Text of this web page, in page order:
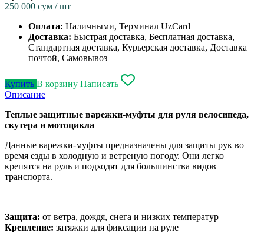
250 000 сум / шт
Оплата: Наличными, Терминал UzCard
Доставка: Быстрая доставка, Бесплатная доставка,
Стандартная доставка, Курьерская доставка, Доставка
почтой, Самовывоз
Купить В корзину Написать
Описание
Теплые защитные варежки-муфты для руля велосипеда,
скутера и мотоцикла
Данные варежки-муфты предназначены для защиты рук во
время езды в холодную и ветреную погоду. Они легко
крепятся на руль и подходят для большинства видов
транспорта.
Защита: от ветра, дождя, снега и низких температур
Крепление: затяжки для фиксации на руле